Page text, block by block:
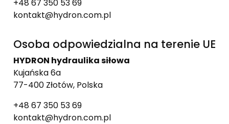
+48 67 350 53 69
kontakt@hydron.com.pl
Osoba odpowiedzialna na terenie UE
HYDRON hydraulika siłowa
Kujańska 6a
77-400 Złotów, Polska
+48 67 350 53 69
kontakt@hydron.com.pl